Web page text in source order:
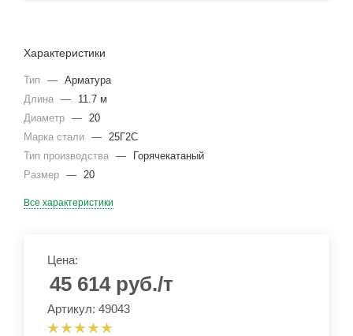
Характеристики
Тип — Арматура
Длина —
11.7 м
Диаметр — 20
Марка стали — 25Г2С
Тип производства —
Горячекатаный
Размер — 20
Все характеристики
Цена:
45 614руб./т
Артикул: 49043